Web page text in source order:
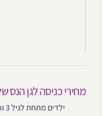
מחירי כניסה לגן הנס
ילדים מתחת לגיל 3 ואנשים